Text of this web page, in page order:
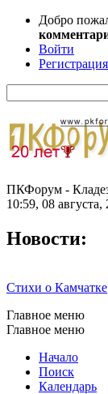
Добро
Войти
Регистрация
ПКФорум -
10:59, 08 августа,
Новости:
Стихи о Камчатке
Главное меню
Главное меню
Начало
Поиск
Календарь